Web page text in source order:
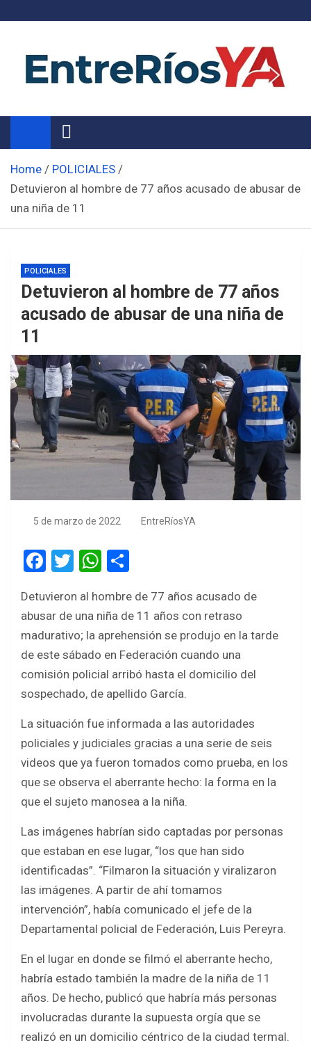
Noticias de Entre Ríos
Información de toda la provincia ahora
Home
POLICIALES
Detuvieron al hombre de 77 años acusado de abusar de
una niña de 11
POLICIALES
Detuvieron al hombre de 77 años
acusado de abusar de una niña de
11
5 de marzo de 2022 EntreRíosYA
F
ce
b
o
o
k
T
tt
er
W
at
s
A
p
p
ar
e
Detuvieron al hombre de 77 años acusado de
abusar de una niña de 11 años con retraso
madurativo; la aprehensión se produjo en la tarde
de este sábado en Federación cuando una
comisión policial arribó hasta el domicilio del
sospechado, de apellido García.
La situación fue informada a las autoridades
policiales y judiciales gracias a una serie de seis
videos que ya fueron tomados como prueba, en los
que se observa el aberrante hecho: la forma en la
que el sujeto manosea a la niña.
Las imágenes habrían sido captadas por personas
que estaban en ese lugar, “los que han sido
identificadas”. “Filmaron la situación y viralizaron
las imágenes. A partir de ahí tomamos
intervención”, había comunicado el jefe de la
Departamental policial de Federación, Luis Pereyra.
En el lugar en donde se filmó el aberrante hecho,
habría estado también la madre de la niña de 11
años. De hecho, publicó que habría más personas
involucradas durante la supuesta orgía que se
realizó en un domicilio céntrico de la ciudad termal.